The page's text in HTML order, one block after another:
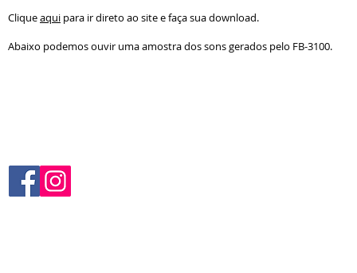
Cliqueaqui para ir direto ao site e faça sua download.
Abaixo podemos ouvir uma amostra dos sons gerados pelo FB-3100.